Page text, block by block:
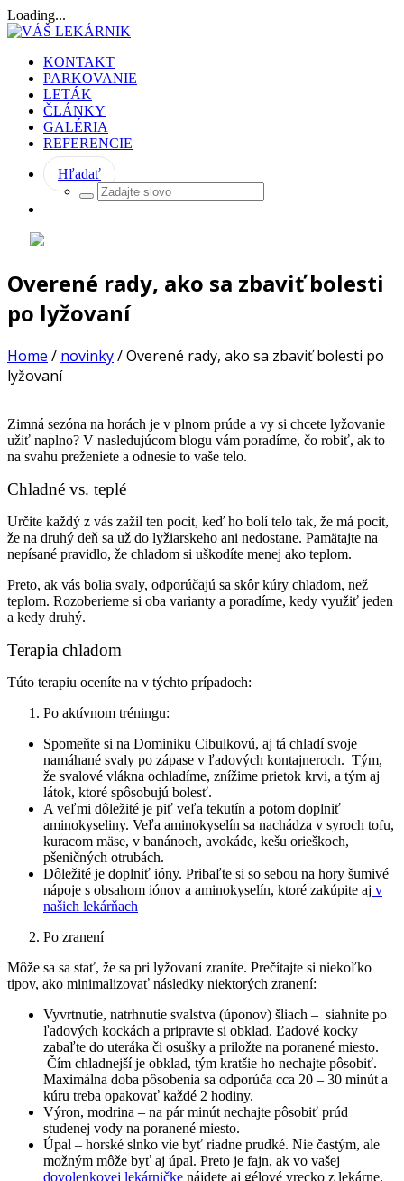
Loading...
KONTAKT
PARKOVANIE
LETÁK
ČLÁNKY
GALÉRIA
REFERENCIE
Hľadať
Overené rady, ako sa zbaviť bolesti
po lyžovaní
Home / novinky/Overené rady, ako sa zbaviť bolesti po
lyžovaní
Zimná sezóna na horách je v plnom prúde a vy si chcete lyžovanie
užiť naplno? V nasledujúcom blogu vám poradíme, čo robiť, ak to
na svahu preženiete a odnesie to vaše telo.
Chladné vs. teplé
Určite každý z vás zažil ten pocit, keď ho bolí telo tak, že má pocit,
že na druhý deň sa už do lyžiarskeho ani nedostane. Pamätajte na
nepísané pravidlo, že chladom si uškodíte menej ako teplom.
Preto, ak vás bolia svaly, odporúčajú sa skôr kúry chladom, než
teplom. Rozoberieme si oba varianty a poradíme, kedy využiť jeden
a kedy druhý.
Terapia chladom
Túto terapiu oceníte na v týchto prípadoch:
Po aktívnom tréningu:
Spomeňte si na Dominiku Cibulkovú, aj tá chladí svoje
namáhané svaly po zápase v ľadových kontajneroch. Tým,
že svalové vlákna ochladíme, znížime prietok krvi, a tým aj
látok, ktoré spôsobujú bolesť.
A veľmi dôležité je piť veľa tekutín a potom doplniť
aminokyseliny. Veľa aminokyselín sa nachádza v syroch tofu,
kuracom mäse, v banánoch, avokáde, kešu orieškoch,
pšeničných otrubách.
Dôležité je doplniť ióny. Pribaľte si so sebou na hory šumivé
nápoje s obsahom iónov a aminokyselín, ktoré zakúpite aj v
našich lekárňach
Po zranení
Môže sa sa stať, že sa pri lyžovaní zraníte. Prečítajte si niekoľko
tipov, ako minimalizovať následky niektorých zranení:
Vyvrtnutie, natrhnutie svalstva (úponov) šliach – siahnite po
ľadových kockách a pripravte si obklad. Ľadové kocky
zabaľte do uteráka či osušky a priložte na poranené miesto.
Čím chladnejší je obklad, tým kratšie ho nechajte pôsobiť.
Maximálna doba pôsobenia sa odporúča cca 20 – 30 minút a
kúru treba opakovať každé 2 hodiny.
Výron, modrina – na pár minút nechajte pôsobiť prúd
studenej vody na poranené miesto.
Úpal – horské slnko vie byť riadne prudké. Nie častým, ale
možným môže byť aj úpal. Preto je fajn, ak vo vašej
dovolenkovej lekárničke nájdete aj gélové vrecko z lekárne,